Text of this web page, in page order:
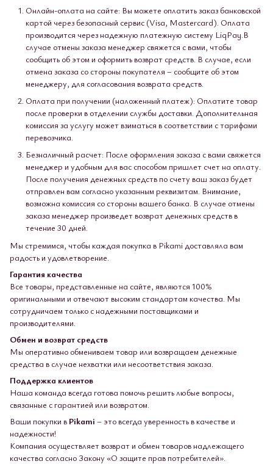
Онлайн-оплата на сайте: Вы можете оплатить заказ банковской
картой через безопасный сервис (Visa, Mastercard). Оплата
производится через надежную платежную систему LiqPay.В
случае отмены заказа менеджер свяжется с вами, чтобы
сообщить об этом и оформить возврат средств. В случае, если
отмена заказа со стороны покупателя – сообщите об этом
менеджеру, для согласования возврата средств.
Оплата при получении (наложенный платеж): Оплатите товар
после проверки в отделении службы доставки. Дополнительная
комиссия за услугу может взиматься в соответствии с тарифами
перевозчика.
Безналичный расчет: После оформления заказа с вами свяжется
менеджер и удобным для вас способом пришлет счет на оплату.
После получения денежных средств по счету ваш заказ будет
отправлен вам согласно указанным реквизитам. Внимание,
возможна комиссия со стороны вашего банка. В случае отмены
заказа менеджер произведет возврат денежных средств в
течение 30 дней.
Мы стремимся, чтобы каждая покупка в Pikami доставляла вам
радость и удовлетворение.
Гарантия качества
Все товары, представленные на сайте, являются 100%
оригинальными и отвечают высоким стандартам качества. Мы
сотрудничаем только с надежными поставщиками и
производителями.
Обмен и возврат средств
Мы оперативно обмениваем товар или возвращаем денежные
средства в случае нехватки или несоответствия заказа.
Поддержка клиентов
Наша команда всегда готова помочь решить любые вопросы,
связанные с гарантией или возвратом.
Ваши покупки в Pikami – это всегда уверенность в качестве и
надежности!
Компания осуществляет возврат и обмен товаров надлежащего
качества согласно Закону «О защите прав потребителей».